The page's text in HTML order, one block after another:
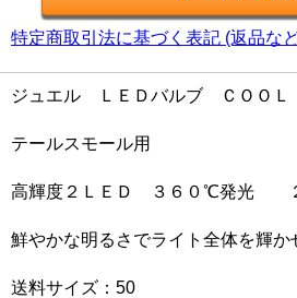
特定商取引法に基づく表記 (返品な
ジュエル ＬＥＤバルブ ＣＯＯ
テールスモール用
高輝度２ＬＥＤ ３６０℃発光
鮮やかな明るさでライト全体を輝か
送料サイズ：50